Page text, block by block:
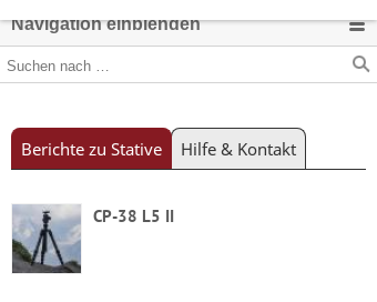
Navigation einblenden
Berichte zu Stative Hilfe & Kontakt
CP-38 L5 II